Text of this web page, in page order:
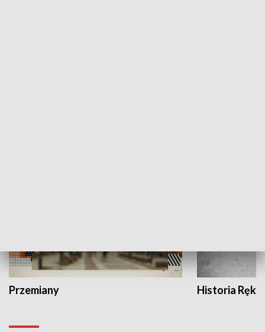
Przemiany Historia Ręką